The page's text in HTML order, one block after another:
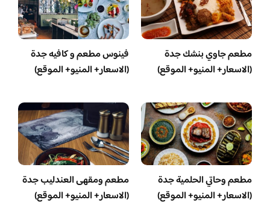
مطعم جاوي بنشك جدة
(الاسعار+ المنيو+ الموقع)
فينوس مطعم و كافيه جدة
(الاسعار+ المنيو+ الموقع)
مطعم وحاتي الحلمية جدة
(الاسعار+ المنيو+ الموقع)
مطعم ومقهى العندليب جدة
(الاسعار+ المنيو+ الموقع)